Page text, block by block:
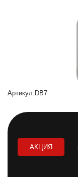
Артикул:DB7
АКЦИЯ